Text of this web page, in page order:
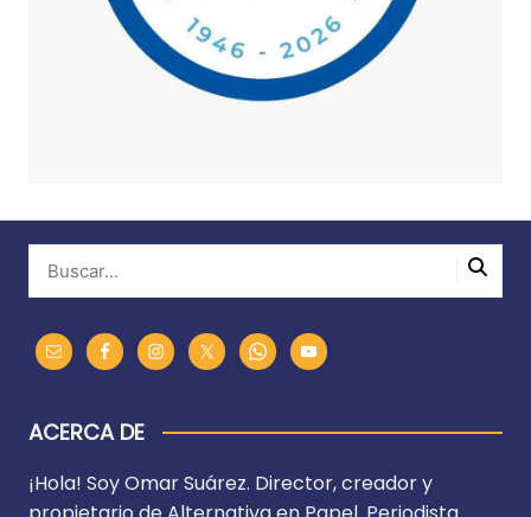
ACERCA DE
¡Hola! Soy Omar Suárez. Director, creador y